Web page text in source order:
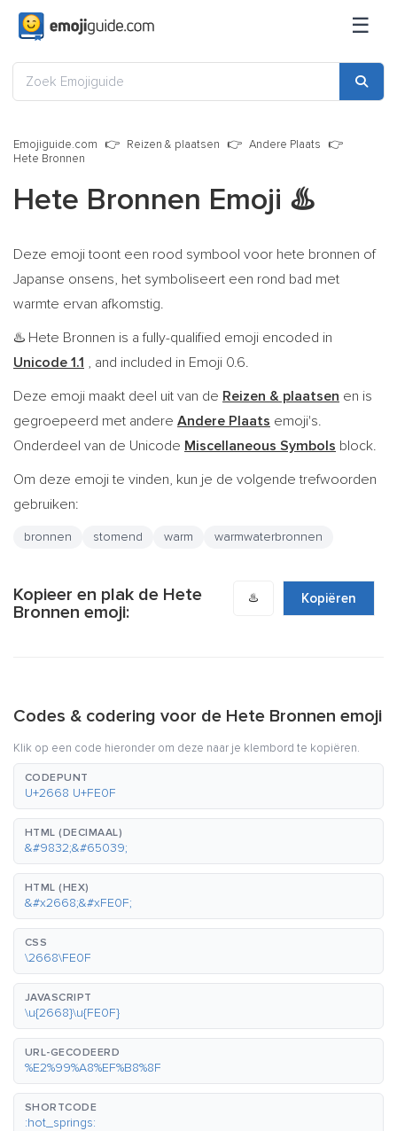
☰
Emojiguide.com Reizen & plaatsen
Andere Plaats
Hete Bronnen
Hete Bronnen Emoji ♨️
Deze emoji toont een rood symbool voor hete bronnen of
Japanse onsens, het symboliseert een rond bad met
warmte ervan afkomstig.
♨️ Hete Bronnen is a fully-qualified emoji encoded in
Unicode 1.1 , and included in Emoji 0.6.
Deze emoji maakt deel uit van de Reizen & plaatsen en is
gegroepeerd met andere Andere Plaats emoji's.
Onderdeel van de Unicode Miscellaneous Symbols block.
Om deze emoji te vinden, kun je de volgende trefwoorden
gebruiken:
bronnen stomend warm warmwaterbronnen
Kopieer en plak de Hete
Bronnen emoji:
♨️ Kopiëren
Codes & codering voor de Hete Bronnen emoji
Klik op een code hieronder om deze naar je klembord te kopiëren.
CODEPUNT
U+2668 U+FE0F
HTML (DECIMAAL)
&#9832;&#65039;
HTML (HEX)
&#x2668;&#xFE0F;
CSS
\2668\FE0F
JAVASCRIPT
\u{2668}\u{FE0F}
URL-GECODEERD
%E2%99%A8%EF%B8%8F
SHORTCODE
:hot_springs: